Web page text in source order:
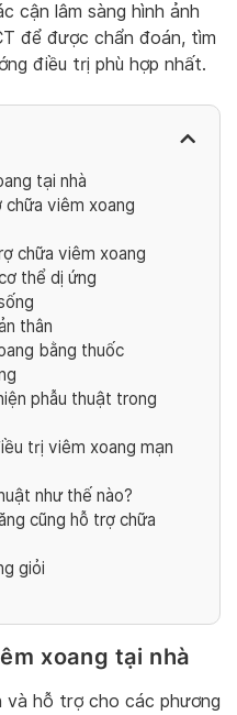
cận lâm sàng hình ảnh
để được chẩn đoán, tìm
điều trị phù hợp nhất.
tại nhà
viêm xoang
chữa viêm xoang
thể dị ứng
thân
bằng thuốc
phẫu thuật trong
trị viêm xoang mạn
như thế nào?
cũng hỗ trợ chữa
giỏi
xoang tại nhà
và hỗ trợ cho các phương